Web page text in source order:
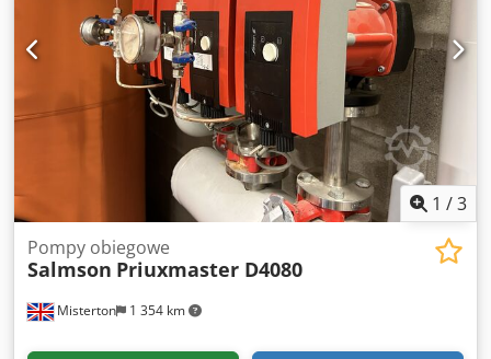
1 /3
Misterton 1 354 km
Pompy obiegowe
Salmson Priuxmaster D4080